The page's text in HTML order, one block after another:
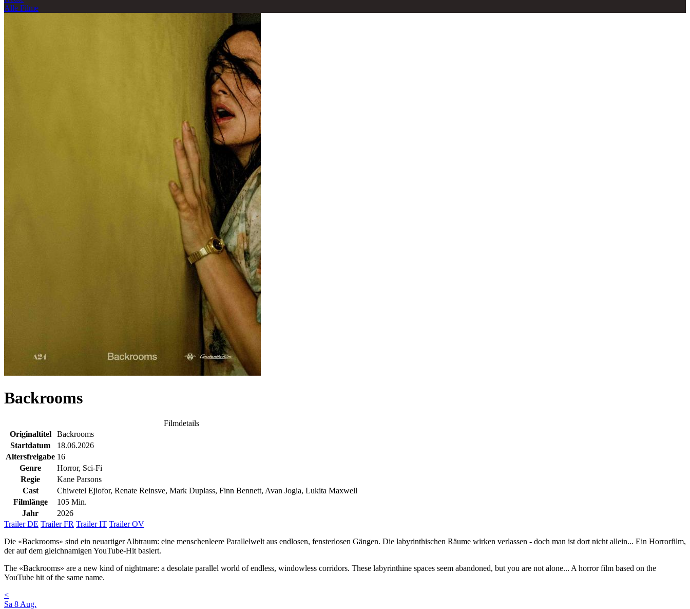
Alle Filme
Backrooms
Filmdetails
Originaltitel
Backrooms
Startdatum
18.06.2026
Altersfreigabe 16
Genre
Horror, Sci-Fi
Regie
Kane Parsons
Cast
Chiwetel Ejiofor, Renate Reinsve, Mark Duplass, Finn Bennett, Avan Jogia, Lukita Maxwell
Filmlänge
105 Min.
Jahr
2026
Trailer DE Trailer FR Trailer IT Trailer OV
Die «Backrooms» sind ein neuartiger Albtraum: eine menschenleere Parallelwelt aus endlosen, fensterlosen Gängen. Die labyrinthischen Räume wirken verlassen - doch man ist dort nicht allein... Ein Horrorfilm,
der auf dem gleichnamigen YouTube-Hit basiert.
The «Backrooms» are a new kind of nightmare: a desolate parallel world of endless, windowless corridors. These labyrinthine spaces seem abandoned, but you are not alone... A horror film based on the
YouTube hit of the same name.
<
Sa 8 Aug.